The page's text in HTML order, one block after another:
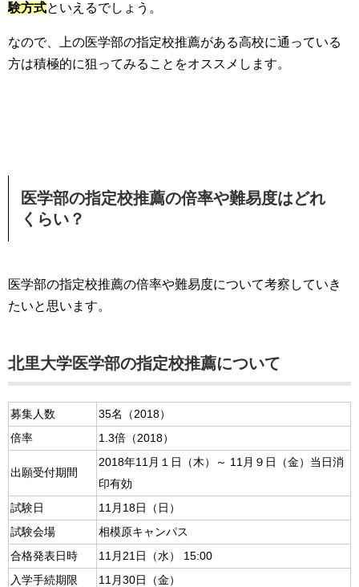
験方式といえるでしょう。
なので、上の医学部の指定校推薦がある高校に通っている
方は積極的に狙ってみることをオススメします。
医学部の指定校推薦の倍率や難易度はどれ
くらい？
医学部の指定校推薦の倍率や難易度について考察していき
たいと思います。
北里大学医学部の指定校推薦について
募集人数
35名（2018）
倍率
1.3倍（2018）
出願受付期間
2018年11月１日（木）～ 11月９日（金）当日消
印有効
試験日
11月18日（日）
試験会場
相模原キャンパス
合格発表日時
11月21日（水） 15:00
入学手続期限
11月30日（金）